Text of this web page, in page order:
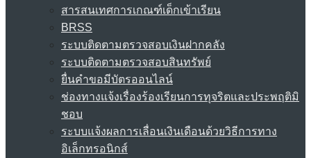
สารสนเทศการเกณฑ์เด็กเข้าเรียน
BRSS
ระบบติดตามตรวจสอบเงินฝากคลัง
ระบบติดตามตรวจสอบสินทรัพย์
ยื่นคำขอมีบัตรออนไลน์
ช่องทางแจ้งเรื่องร้องเรียนการทุจริตและประพฤติมิ
ชอบ
ระบบแจ้งผลการเลื่อนเงินเดือนด้วยวิธีการทาง
อิเล็กทรอนิกส์